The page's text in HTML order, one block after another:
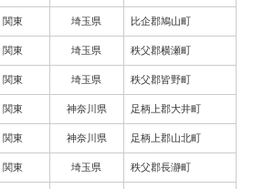
関東 埼玉県 比企郡鳩山町
関東 埼玉県 秩父郡横瀬町
関東 埼玉県 秩父郡皆野町
関東 神奈川県 足柄上郡大井町
関東 神奈川県 足柄上郡山北町
関東 埼玉県 秩父郡長瀞町